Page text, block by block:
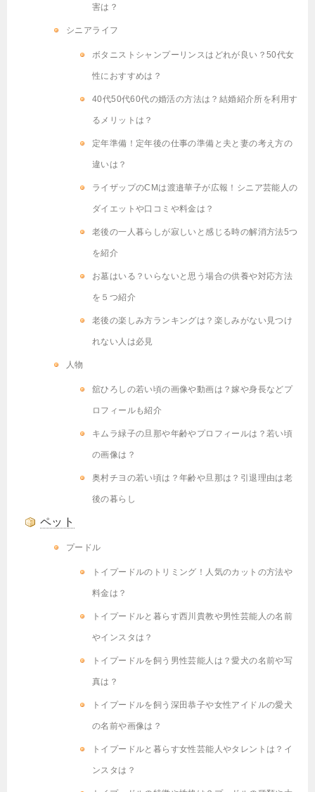
害は？
シニアライフ
ボタニストシャンプーリンスはどれが良い？50代女
性におすすめは？
40代50代60代の婚活の方法は？結婚紹介所を利用す
るメリットは？
定年準備！定年後の仕事の準備と夫と妻の考え方の
違いは？
ライザップのCMは渡邉華子が広報！シニア芸能人の
ダイエットや口コミや料金は？
老後の一人暮らしが寂しいと感じる時の解消方法5つ
を紹介
お墓はいる？いらないと思う場合の供養や対応方法
を５つ紹介
老後の楽しみ方ランキングは？楽しみがない見つけ
れない人は必見
人物
舘ひろしの若い頃の画像や動画は？嫁や身長などプ
ロフィールも紹介
キムラ緑子の旦那や年齢やプロフィールは？若い頃
の画像は？
奥村チヨの若い頃は？年齢や旦那は？引退理由は老
後の暮らし
ペット
プードル
トイプードルのトリミング！人気のカットの方法や
料金は？
トイプードルと暮らす西川貴教や男性芸能人の名前
やインスタは？
トイプードルを飼う男性芸能人は？愛犬の名前や写
真は？
トイプードルを飼う深田恭子や女性アイドルの愛犬
の名前や画像は？
トイプードルと暮らす女性芸能人やタレントは？イ
ンスタは？